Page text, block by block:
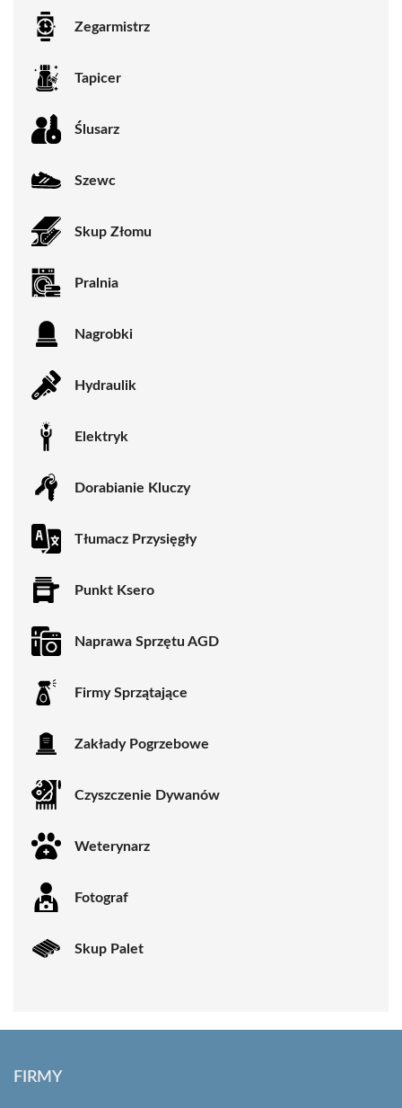
Zegarmistrz
Tapicer
Ślusarz
Szewc
Skup Złomu
Pralnia
Nagrobki
Hydraulik
Elektryk
Dorabianie Kluczy
Tłumacz Przysięgły
Punkt Ksero
Naprawa Sprzętu AGD
Firmy Sprzątające
Zakłady Pogrzebowe
Czyszczenie Dywanów
Weterynarz
Fotograf
Skup Palet
FIRMY